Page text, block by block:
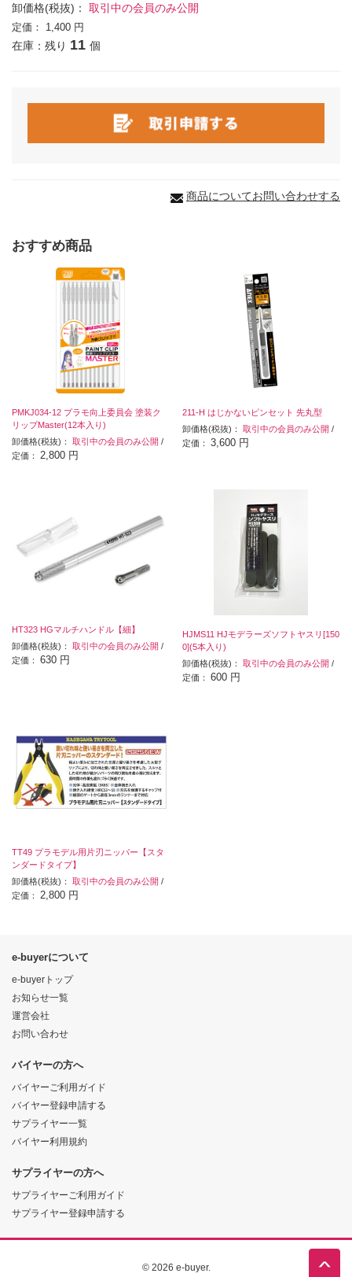
卸価格(税抜)： 取引中の会員のみ公開
定価： 1,400 円
在庫：残り 11 個
商品についてお問い合わせする
おすすめ商品
PMKJ034-12 プラモ向上委員会 塗装ク
リップMaster(12本入り)
卸価格(税抜)： 取引中の会員のみ公開 /
定価： 2,800 円
211-H はじかないピンセット 先丸型
卸価格(税抜)：取引中の会員のみ公開 /
定価：3,600 円
HT323 HGマルチハンドル【細】
卸価格(税抜)： 取引中の会員のみ公開 /
定価： 630 円
HJMS11 HJモデラーズソフトヤスリ[150
0](5本入り)
卸価格(税抜)：取引中の会員のみ公開 /
定価：600 円
TT49 プラモデル用片刃ニッパー【スタ
ンダードタイプ】
卸価格(税抜)： 取引中の会員のみ公開 /
定価： 2,800 円
e-buyerについて
e-buyerトップ
お知らせ一覧
運営会社
お問い合わせ
バイヤーの方へ
バイヤーご利用ガイド
バイヤー登録申請する
サプライヤー一覧
バイヤー利用規約
サプライヤーの方へ
サプライヤーご利用ガイド
サプライヤー登録申請する
© 2026 e-buyer.